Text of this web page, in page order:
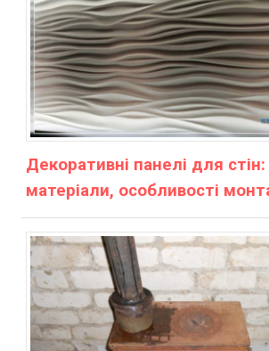
Декоративні панелі для
матеріали, особливості